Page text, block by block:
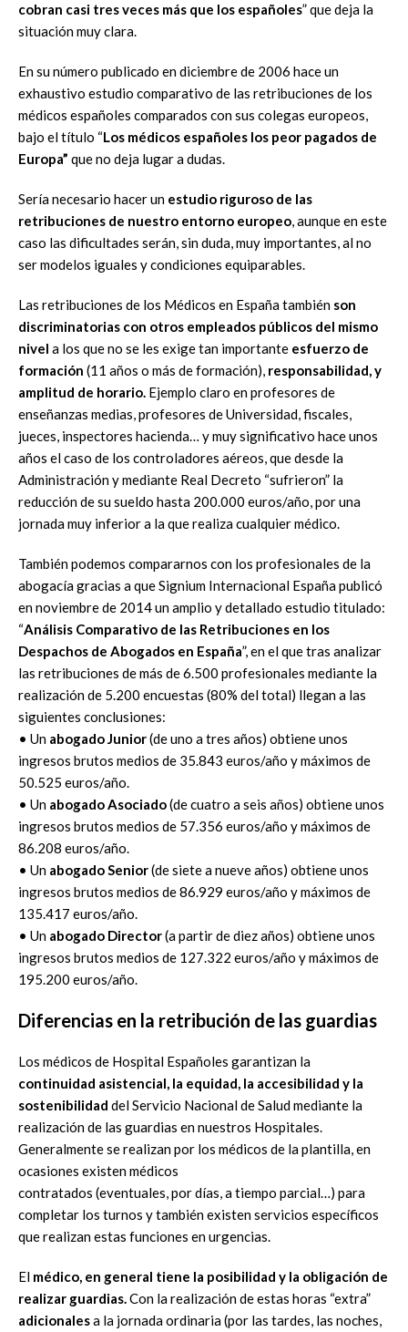
cobran casi tres veces más que los españoles” que deja la
situación muy clara.
En su número publicado en diciembre de 2006 hace un
exhaustivo estudio comparativo de las retribuciones de los
médicos españoles comparados con sus colegas europeos,
bajo el título “Los médicos españoles los peor pagados de
Europa” que no deja lugar a dudas.
Sería necesario hacer un estudio riguroso de las
retribuciones de nuestro entorno europeo, aunque en este
caso las dificultades serán, sin duda, muy importantes, al no
ser modelos iguales y condiciones equiparables.
Las retribuciones de los Médicos en España también son
discriminatorias con otros empleados públicos del mismo
nivel a los que no se les exige tan importante esfuerzo de
formación (11 años o más de formación), responsabilidad, y
amplitud de horario. Ejemplo claro en profesores de
enseñanzas medias, profesores de Universidad, fiscales,
jueces, inspectores hacienda… y muy significativo hace unos
años el caso de los controladores aéreos, que desde la
Administración y mediante Real Decreto “sufrieron” la
reducción de su sueldo hasta 200.000 euros/año, por una
jornada muy inferior a la que realiza cualquier médico.
También podemos compararnos con los profesionales de la
abogacía gracias a que Signium Internacional España publicó
en noviembre de 2014 un amplio y detallado estudio titulado:
“Análisis Comparativo de las Retribuciones en los
Despachos de Abogados en España”, en el que tras analizar
las retribuciones de más de 6.500 profesionales mediante la
realización de 5.200 encuestas (80% del total) llegan a las
siguientes conclusiones:
• Un abogado Junior(de uno a tres años) obtiene unos
ingresos brutos medios de 35.843 euros/año y máximos de
50.525 euros/año.
• Un abogado Asociado(de cuatro a seis años) obtiene unos
ingresos brutos medios de 57.356 euros/año y máximos de
86.208 euros/año.
• Un abogado Senior(de siete a nueve años) obtiene unos
ingresos brutos medios de 86.929 euros/año y máximos de
135.417 euros/año.
• Un abogado Director(a partir de diez años) obtiene unos
ingresos brutos medios de 127.322 euros/año y máximos de
195.200 euros/año.
Diferencias en la retribución de las guardias
Los médicos de Hospital Españoles garantizan la
continuidad asistencial, la equidad, la accesibilidad y la
sostenibilidad del Servicio Nacional de Salud mediante la
realización de las guardias en nuestros Hospitales.
Generalmente se realizan por los médicos de la plantilla, en
ocasiones existen médicos
contratados (eventuales, por días, a tiempo parcial…) para
completar los turnos y también existen servicios específicos
que realizan estas funciones en urgencias.
El médico, en general tiene la posibilidad y la obligación de
realizar guardias.Con la realización de estas horas “extra”
adicionalesa la jornada ordinaria (por las tardes, las noches,